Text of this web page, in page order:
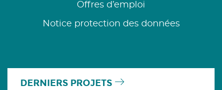
Offres d’emploi
Notice protection des données
DERNIERS PROJETS